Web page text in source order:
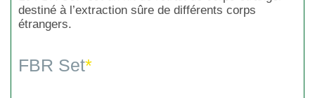
destiné à l’extraction sûre de différents corps
étrangers.
FBR Set*